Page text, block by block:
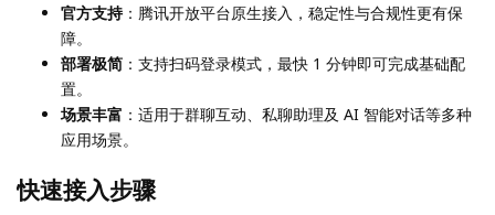
官方支持：腾讯开放平台原生接入，稳定性与合规性更有保
障。
部署极简 ：支持扫码登录模式，最快 1 分钟即可完成基础配
置。
场景丰富 ：适用于群聊互动、私聊助理及 AI 智能对话等多种
应用场景。
快速接入步骤